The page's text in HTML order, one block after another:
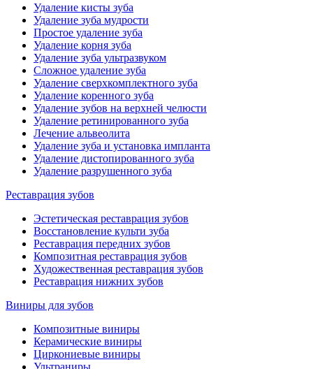
Удаление кисты зуба
Удаление зуба мудрости
Простое удаление зуба
Удаление корня зуба
Удаление зуба ультразвуком
Сложное удаление зуба
Удаление сверхкомплектного зуба
Удаление коренного зуба
Удаление зубов на верхней челюсти
Удаление ретинированного зуба
Лечение альвеолита
Удаление зуба и установка импланта
Удаление дистопированного зуба
Удаление разрушенного зуба
Реставрация зубов
Эстетическая реставрация зубов
Восстановление культи зуба
Реставрация передних зубов
Композитная реставрация зубов
Художественная реставрация зубов
Реставрация нижних зубов
Виниры для зубов
Композитные виниры
Керамические виниры
Циркониевые виниры
Ультраниры